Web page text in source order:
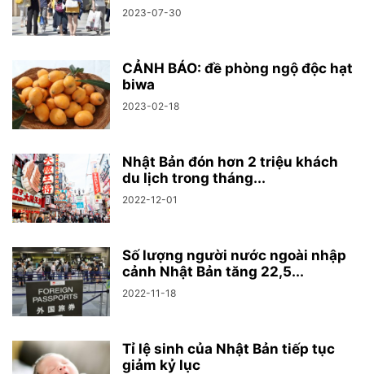
2023-07-30
CẢNH BÁO: đề phòng ngộ độc hạt
biwa
2023-02-18
Nhật Bản đón hơn 2 triệu khách
du lịch trong tháng...
2022-12-01
Số lượng người nước ngoài nhập
cảnh Nhật Bản tăng 22,5...
2022-11-18
Tỉ lệ sinh của Nhật Bản tiếp tục
giảm kỷ lục